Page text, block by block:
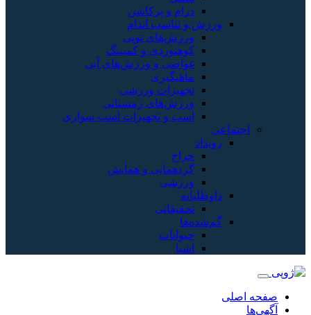
درام و پرکاشن
ورزش و تناسب اندام
ورزش‌های توپی
کوهنوردی و کمپینگ
غواصی و ورزش‌های آبی
ماهیگیری
تجهیزات ورزشی
ورزش‌های زمستانی
اسب و تجهیزات اسب سواری
اجتماعی
رویداد
حراج
گردهمایی و همایش
ورزشی
داوطلبانه
تحقیقاتی
گم‌شده‌ها
حیوانات
اشیا
صفحه اصلی
آگهی‌ها